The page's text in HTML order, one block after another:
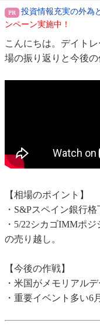
投資情報充実の外為
ンペーン実施中！
こんにちは。デイト
場の振り返りと今後の
【相場のポイント】
・S&Pスペイン銀行格
・5/22シカゴIMMポ
の売り越し。
【今後の作戦】
・米国がメモリアルデ
・重要イベント多い6